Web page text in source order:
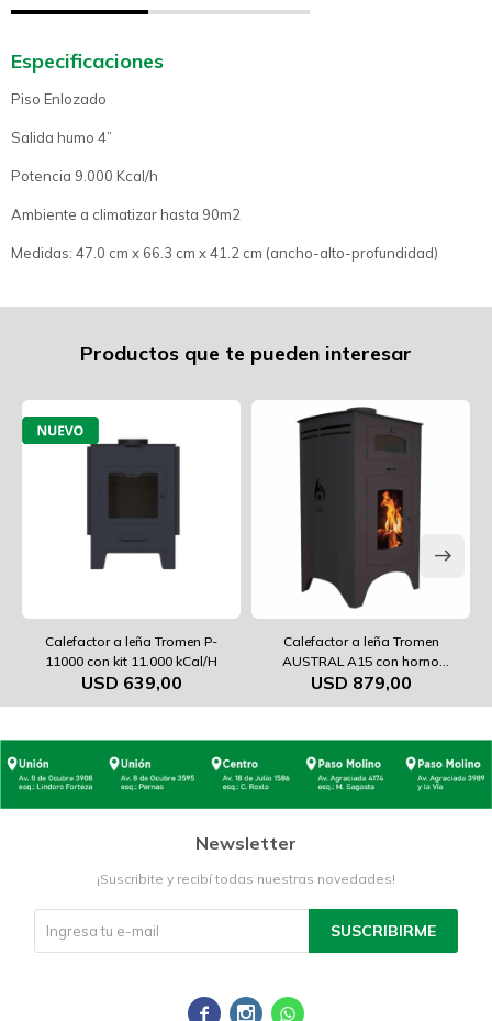
Especificaciones
Piso Enlozado
Salida humo 4”
Potencia 9.000 Kcal/h
Ambiente a climatizar hasta 90m2
Medidas: 47.0 cm x 66.3 cm x 41.2 cm (ancho-alto-profundidad)
Productos que te pueden interesar
Calefactor a leña Tromen P-
11000 con kit 11.000 kCal/H
USD 639,00
Calefactor a leña Tromen
AUSTRAL A15 con horno
15.000 kCal/H
USD 879,00
Newsletter
¡Suscribite y recibí todas nuestras novedades!
SUSCRIBIRME
  